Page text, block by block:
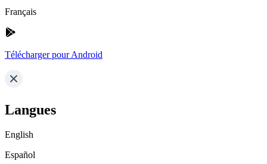
Français
Télécharger pour Android
Langues
English
Español